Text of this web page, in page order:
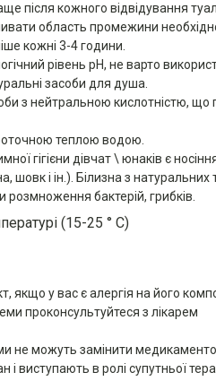
після кожного відвідування
область промежини необхідно
кожні 3-4 години.
рівень pH, не варто
засоби для душа.
з нейтральною кислотністю,
теплою водою.
гігієни дівчат \ юнаків є
шовк і ін.). Білизна з
бактерій, грибків.
(15-25 ° C)
якщо у вас є алергія на його
проконсультуйтеся з лікарем
не можуть замінити
виступають в ролі супутньої